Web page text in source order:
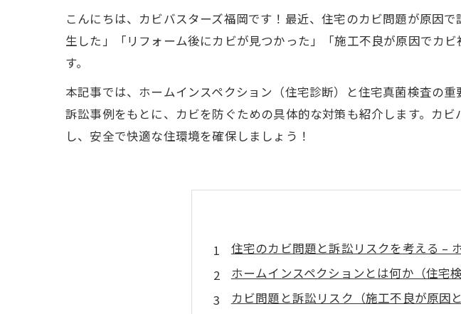
こんにちは、カビバスターズ福岡です！最近、住宅のカビ問題が原因
生した」「リフォーム後にカビが見つかった」「施工不良が原因でカ
す。
本記事では、ホームインスペクション（住宅診断）と住宅真菌検査の
訴訟事例をもとに、カビを防ぐための具体的な対策も紹介します。カ
し、安全で快適な住環境を確保しましょう！
住宅のカビ問題と訴訟リスクを考える –
ホームインスペクションとは何か（住宅
カビ問題と訴訟リスク（施工不良が原因